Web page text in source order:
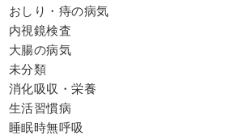
おしり・痔の病気
内視鏡検査
大腸の病気
未分類
消化吸収・栄養
生活習慣病
睡眠時無呼吸